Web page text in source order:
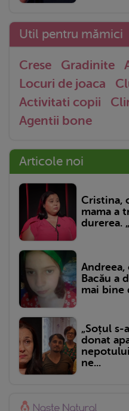
Util pentru mămici
Crese Gradinite
Locuri de joaca
Activitati copii
Agentii bone
Articole noi
Cristina,
mama a
durerea.
Bacău a
mai bine
„Soțul s-
donat
ne...